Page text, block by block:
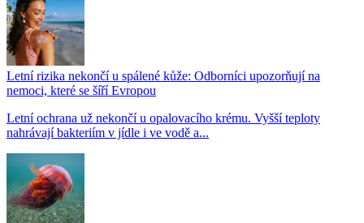
Letní rizika nekončí u spálené kůže: Odborníci upozorňují na
nemoci, které se šíří Evropou
Letní ochrana už nekončí u opalovacího krému. Vyšší teploty
nahrávají bakteriím v jídle i ve vodě a...